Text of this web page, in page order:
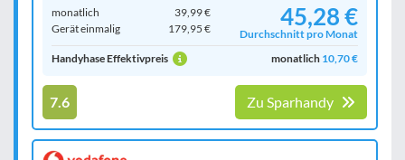
monatlich
39,99 €
Gerät einmalig
179,95 € 45,28 €
Durchschnitt pro Monat
Handyhase Effektivpreis
monatlich 10,70 €
7.6 Zu Sparhandy